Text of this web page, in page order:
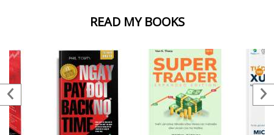
READ MY BOOKS